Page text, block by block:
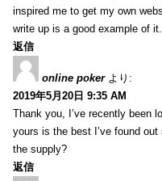
inspired me to get my own
write up is a good example of it.
返信
online poker より:
2019年5月20日 9:35 AM
Thank you, I’ve recently been
yours is the best I’ve found
the supply?
返信